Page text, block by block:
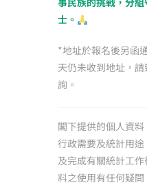
士。
*地址於報名後另函
天仍未收到地址，
詢。
閣下提供的個人資
行政需要及統計用
及完成有關統計工
料之使用有任何疑